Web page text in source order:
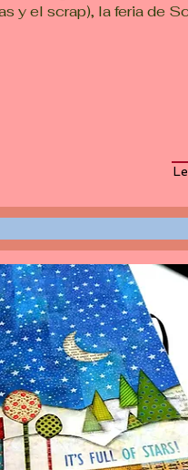
y el scrap), la feria de